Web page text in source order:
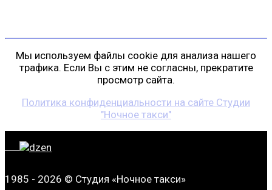
Мы используем файлы cookie для анализа нашего
трафика. Если Вы с этим не согласны, прекратите
просмотр сайта.
Политика конфиденциальности на сайте Студии
"Ночное такси"
1985 - 2026 © Студия «Ночное такси»